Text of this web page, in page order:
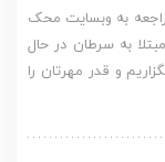
به وبسایت محک
کودک مبتلا به سرطان در حال
و قدر مهرتان را